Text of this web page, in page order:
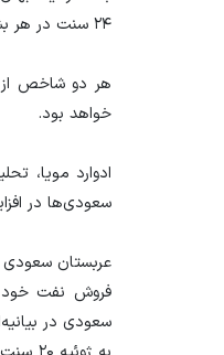
۲۴ سنت در هر بشکه رسید.
هر دو شاخص از
خواهد بود.
سعودی‌ها در
عربستان
فروش نفت خود
سعودی در